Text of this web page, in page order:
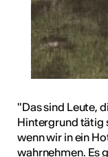
"Das sind Leute,
Hintergrund tätig
wenn wir in ein
wahrnehmen. Es